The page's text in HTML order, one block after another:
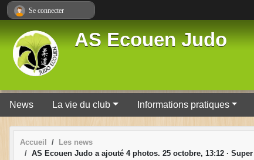
AS Ecouen Judo
News La vie du club Informations pratiques
Accueil
Les news
AS Ecouen Judo a ajouté 4 photos. 25 octobre, 13:12 ·
Se connecter
Panneau de gestion des cookies